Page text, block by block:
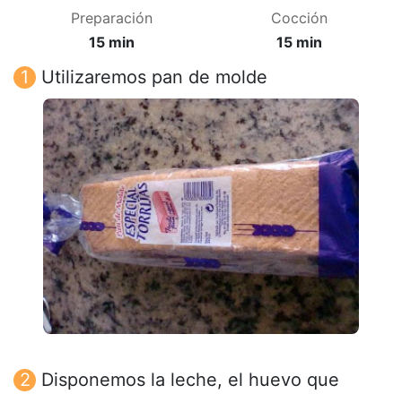
Preparación
15 min
Cocción
15 min
Utilizaremos pan de molde
Disponemos la leche, el huevo que